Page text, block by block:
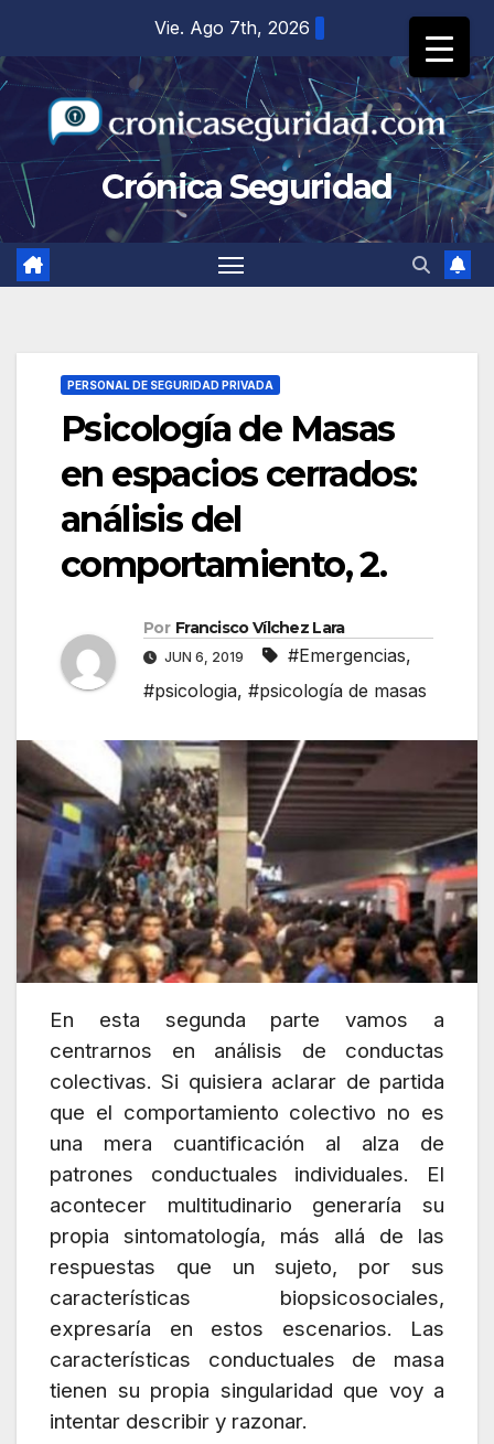
contenido
Vie. Ago 7th, 2026
Crónica Seguridad
PERSONAL DE SEGURIDAD PRIVADA
Psicología de Masas
en espacios cerrados:
análisis del
comportamiento, 2.
Por Francisco Vílchez Lara
JUN 6, 2019 #Emergencias,
#psicologia, #psicología de masas
En esta segunda parte vamos a
centrarnos en análisis de conductas
colectivas. Si quisiera aclarar de partida
que el comportamiento colectivo no es
una mera cuantificación al alza de
patrones conductuales individuales. El
acontecer multitudinario generaría su
propia sintomatología, más allá de las
respuestas que un sujeto, por sus
características biopsicosociales,
expresaría en estos escenarios. Las
características conductuales de masa
tienen su propia singularidad que voy a
intentar describir y razonar.